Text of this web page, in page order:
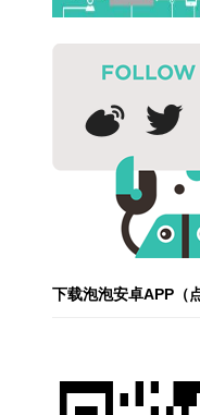
下载泡泡安卓APP（